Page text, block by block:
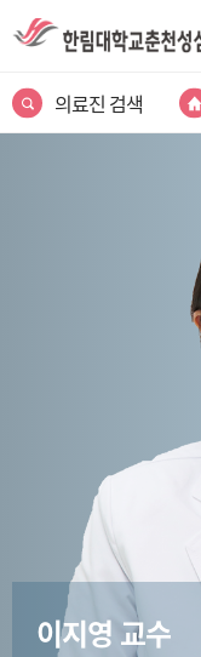
의료진 검색
이지영 교수